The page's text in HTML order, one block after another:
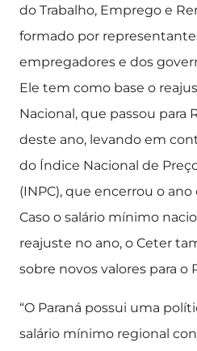
do Trabalho, Emprego e
formado por
empregadores e dos
Ele tem como base o
Nacional, que passou para
deste ano, levando em
do Índice Nacional de
(INPC), que encerrou o ano
Caso o salário mínimo
reajuste no ano, o Ceter
sobre novos valores para o
“O Paraná possui uma
salário mínimo regional